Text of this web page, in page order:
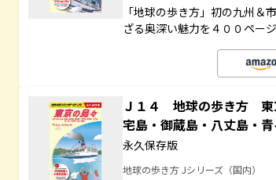
「地球の歩き方」初の九州
ざる奥深い魅力を４００ペー
Ｊ１４ 地球の歩き方 東
宅島・御蔵島・八丈島・
永久保存版
地球の歩き方 Jシリーズ（国内）